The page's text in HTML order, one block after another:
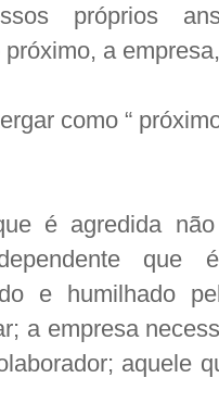
próprios
a
como “
é agredida
que
e humilhado
a empresa
aquele